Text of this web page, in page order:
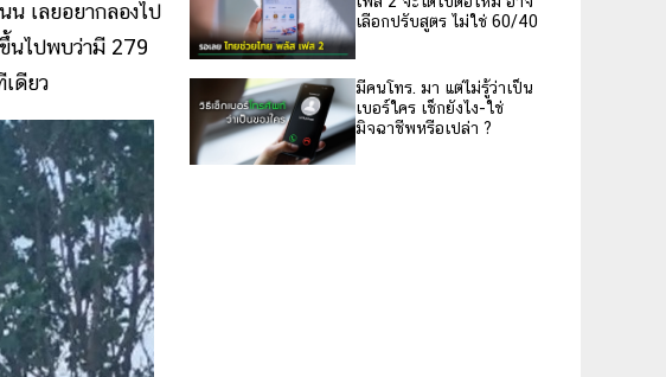
เลยอยากลองไป
นไปพบว่ามี 279
ดียว
เลือกปรับสูตร ไม่ใช่ 60/40
มีคนโทร. มา แต่ไม่รู้ว่าเป็น
เบอร์ใคร เช็กยังไง-ใช่
มิจฉาชีพหรือเปล่า ?